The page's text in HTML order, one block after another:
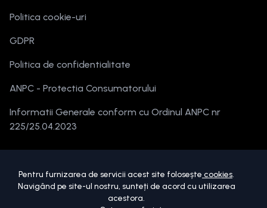
Politica cookie-uri
GDPR
Politica de confidentialitate
ANPC - Protectia Consumatorului
Informatii Generale conform cu Ordinul ANPC nr
225/25.04.2023
Pentru furnizarea de servicii acest site folosește cookies.
Navigând pe site-ul nostru, sunteți de acord cu utilizarea
acestora.